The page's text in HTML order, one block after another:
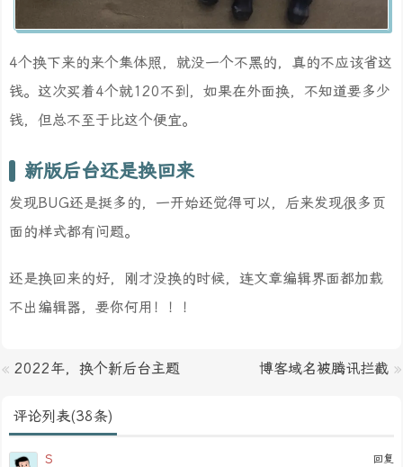
4个换下来的来个集体照，就没一个不黑的，真的不应该省这
钱。这次买着4个就120不到，如果在外面换，不知道要多少
钱，但总不至于比这个便宜。
新版后台还是换回来
发现BUG还是挺多的，一开始还觉得可以，后来发现很多页
面的样式都有问题。
还是换回来的好，刚才没换的时候，连文章编辑界面都加载
不出编辑器，要你何用！！！
« 2022年，换个新后台主题 博客域名被腾讯拦截 »
评论列表(38条)
回复
S